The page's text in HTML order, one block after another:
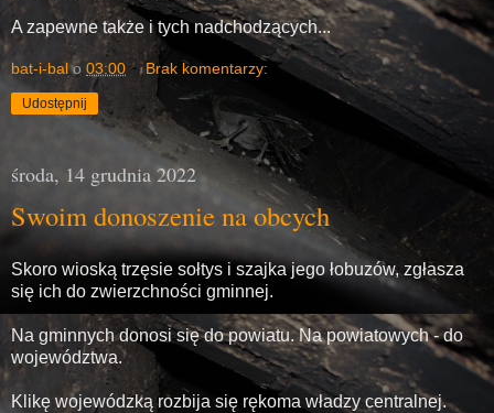
A zapewne także i tych nadchodzących...
bat-i-bal o 03:00 Brak komentarzy:
Udostępnij
środa, 14 grudnia 2022
Swoim donoszenie na obcych
Skoro wioską trzęsie sołtys i szajka jego łobuzów, zgłasza
się ich do zwierzchności gminnej.
Na gminnych donosi się do powiatu. Na powiatowych - do
województwa.
Klikę wojewódzką rozbija się rękoma władzy centralnej.